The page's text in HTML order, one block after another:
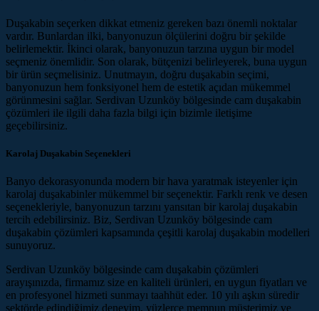
Duşakabin seçerken dikkat etmeniz gereken bazı önemli noktalar
vardır. Bunlardan ilki, banyonuzun ölçülerini doğru bir şekilde
belirlemektir. İkinci olarak, banyonuzun tarzına uygun bir model
seçmeniz önemlidir. Son olarak, bütçenizi belirleyerek, buna uygun
bir ürün seçmelisiniz. Unutmayın, doğru duşakabin seçimi,
banyonuzun hem fonksiyonel hem de estetik açıdan mükemmel
görünmesini sağlar. Serdivan Uzunköy bölgesinde cam duşakabin
çözümleri ile ilgili daha fazla bilgi için bizimle iletişime
geçebilirsiniz.
Karolaj Duşakabin Seçenekleri
Banyo dekorasyonunda modern bir hava yaratmak isteyenler için
karolaj duşakabinler mükemmel bir seçenektir. Farklı renk ve desen
seçenekleriyle, banyonuzun tarzını yansıtan bir karolaj duşakabin
tercih edebilirsiniz. Biz, Serdivan Uzunköy bölgesinde cam
duşakabin çözümleri kapsamında çeşitli karolaj duşakabin modelleri
sunuyoruz.
Serdivan Uzunköy bölgesinde cam duşakabin çözümleri
arayışınızda, firmamız size en kaliteli ürünleri, en uygun fiyatları ve
en profesyonel hizmeti sunmayı taahhüt eder. 10 yılı aşkın süredir
sektörde edindiğimiz deneyim, yüzlerce memnun müşterimiz ve